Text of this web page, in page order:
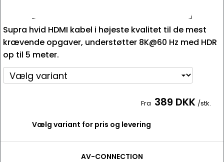
Supra hvid HDMI kabel i højeste kvalitet til de mest
krævende opgaver, understøtter 8K@60 Hz med HDR
op til 5 meter.
Fra 389 DKK /stk.
Vælg variant for pris og levering
AV-CONNECTION